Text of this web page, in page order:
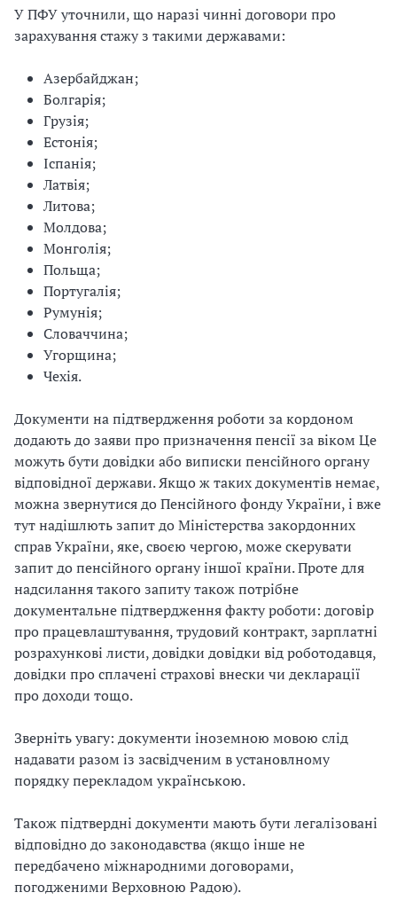
У ПФУ уточнили, що наразі чинні договори про
зарахування стажу з такими державами:
Азербайджан;
Болгарія;
Грузія;
Естонія;
Іспанія;
Латвія;
Литова;
Молдова;
Монголія;
Польща;
Португалія;
Румунія;
Словаччина;
Угорщина;
Чехія.
Документи на підтвердження роботи за кордоном
додають до заяви про призначення пенсії за віком Це
можуть бути довідки або виписки пенсійного органу
відповідної держави. Якщо ж таких документів немає,
можна звернутися до Пенсійного фонду України, і вже
тут надішлють запит до Міністерства закордонних
справ України, яке, своєю чергою, може скерувати
запит до пенсійного органу іншої країни. Проте для
надсилання такого запиту також потрібне
документальне підтвердження факту роботи: договір
про працевлаштування, трудовий контракт, зарплатні
розрахункові листи, довідки довідки від роботодавця,
довідки про сплачені страхові внески чи декларації
про доходи тощо.
Зверніть увагу: документи іноземною мовою слід
надавати разом із засвідченим в установлному
порядку перекладом українською.
Також підтвердні документи мають бути легалізовані
відповідно до законодавства (якщо інше не
передбачено міжнародними договорами,
погодженими Верховною Радою).